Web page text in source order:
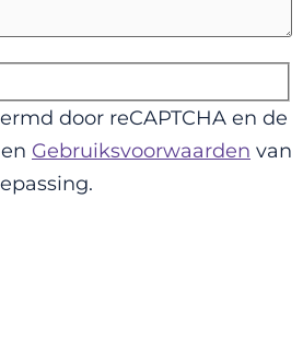
door reCAPTCHA en de
en Gebruiksvoorwaarden van